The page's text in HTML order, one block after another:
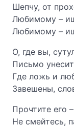
Шепчу, от
Любимому –
Любимому –
О, где вы,
Письмо
Где ложь и
Завешены,
Прочтите его
Не смейтесь,